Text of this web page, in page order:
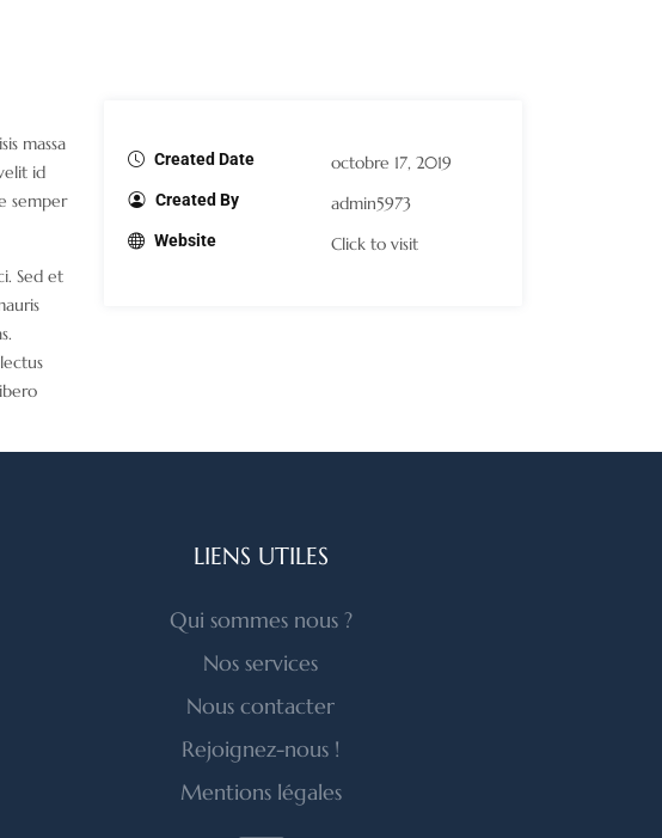
massa
id
semper
Sed et
Created Date octobre 17, 2019
Created By admin5973
Website Click to visit
LIENS UTILES
Qui sommes nous ?
Nos services
Nous contacter
Rejoignez-nous !
Mentions légales